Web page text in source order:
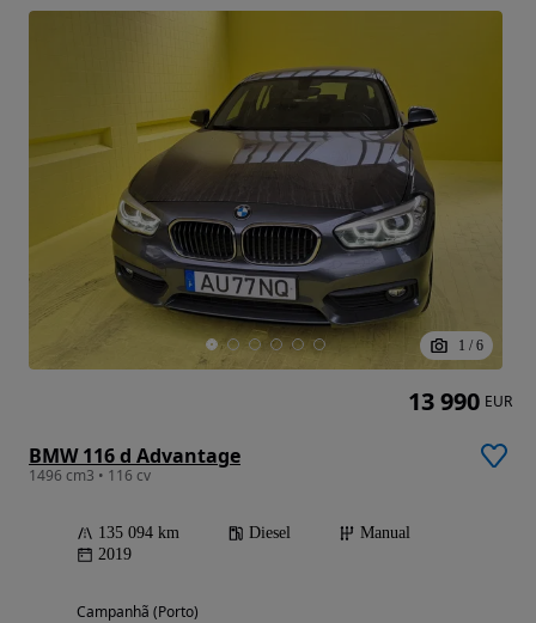
1 / 6
BMW 116 d Advantage
1496 cm3 • 116 cv
135 094 km Diesel
Manual
2019
Campanhã (Porto)
13 990 EUR